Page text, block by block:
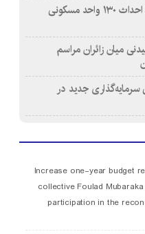
بازآفرینی محله همت‌آباد اصفهان با احداث ۱۳۰ واحد مسکونی
آب آشامیدنی میان زائران مراسم
ریالی سرمایه‌گذاری جدید در
Increase one-year budget
collective Foulad
participation in the